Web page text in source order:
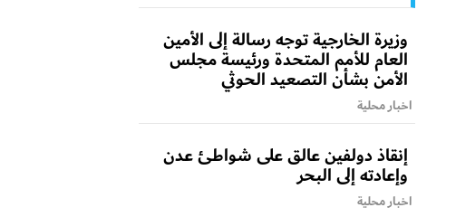
وزيرة الخارجية توجه رسالة إلى الأمين
العام للأمم المتحدة ورئيسة مجلس
الأمن بشأن التصعيد الحوثي
اخبار محلية
إنقاذ دولفين عالق على شواطئ عدن
وإعادته إلى البحر
اخبار محلية